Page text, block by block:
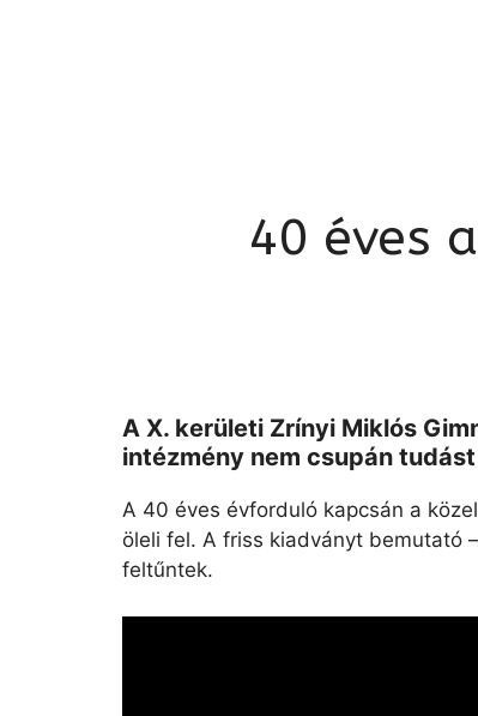
40 éves
A X. kerületi Zrínyi Miklós
intézmény nem csupán
A 40 éves évforduló kapcsán a
öleli fel. A friss kiadványt bemutató
feltűntek.